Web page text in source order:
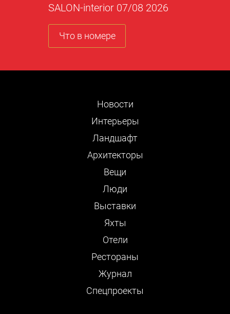
SALON-interior 07/08 2026
Что в номере
Новости
Интерьеры
Ландшафт
Архитекторы
Вещи
Люди
Выставки
Яхты
Отели
Рестораны
Журнал
Cпецпроекты